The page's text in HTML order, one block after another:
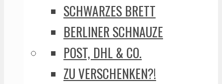
SCHWARZES BRETT
BERLINER SCHNAUZE
POST, DHL & CO.
ZU VERSCHENKEN?!